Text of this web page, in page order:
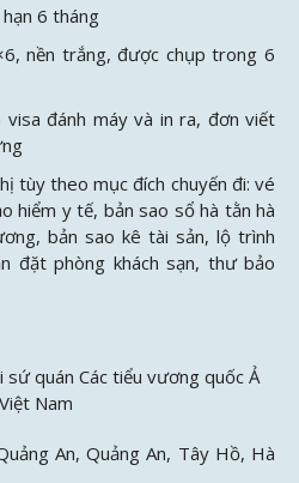
6 tháng
nền trắng, được chụp trong 6
visa đánh máy và in ra, đơn viết
tùy theo mục đích chuyến đi: vé
hiểm y tế, bản sao sổ hà tằn hà
bản sao kê tài sản, lộ trình
đặt phòng khách sạn, thư bảo
quán Các tiểu vương quốc Ả
Nam
An, Quảng An, Tây Hồ, Hà